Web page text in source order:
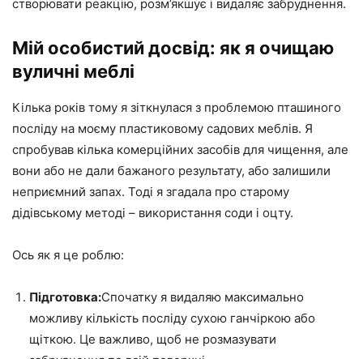
створювати реакцію, розм’якшує і видаляє забруднення.
Мій особистий досвід: як я очищаю
вуличні меблі
Кілька років тому я зіткнулася з проблемою пташиного
посліду на моєму пластиковому садових меблів. Я
спробував кілька комерційних засобів для чищення, але
вони або не дали бажаного результату, або залишили
неприємний запах. Тоді я згадала про старому
дідівському методі – використання соди і оцту.
Ось як я це роблю:
Підготовка:Спочатку я видаляю максимально
можливу кількість посліду сухою ганчіркою або
щіткою. Це важливо, щоб не розмазувати